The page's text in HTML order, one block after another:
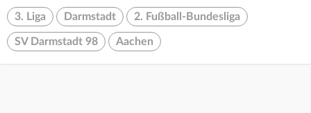
3. Liga Darmstadt 2. Fußball-Bundesliga
SV Darmstadt 98 Aachen